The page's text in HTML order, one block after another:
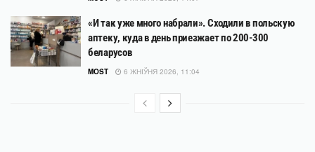
«И так уже много набрали». Сходили в польскую
аптеку, куда в день приезжает по 200-300
беларусов
MOST 6 ЖНІЎНЯ 2026, 11:04